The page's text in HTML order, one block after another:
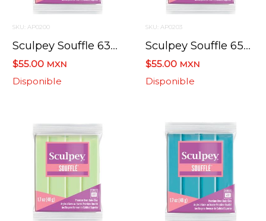
SKU: AP0200
Sculpey Souffle 6323 Jade / Jade 48.2 Grs.
$55.00 MXN
Disponible
SKU: AP0203
Sculpey Souffle 6505 Vidrio De Mar / Sea Glass 48.2 Grs.
$55.00 MXN
Disponible